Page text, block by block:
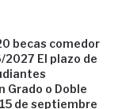
becas comedor
El plazo de
Grado o Doble
de septiembre